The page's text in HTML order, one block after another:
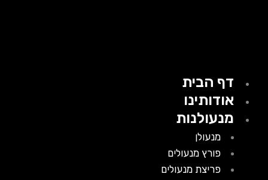
דף הבית
אודותינו
מנעולנות
מנעולן
פורץ מנעולים
פריצת מנעולים